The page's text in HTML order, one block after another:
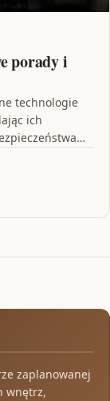
porady i
technologie
ich
zaplanowanej
wnętrz,